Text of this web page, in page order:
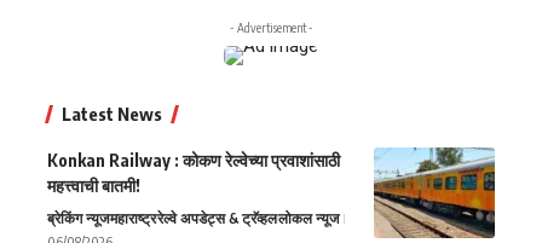
- Advertisement -
Latest News
Konkan Railway : कोकण रेल्वेच्या प्रवाशांसाठी
महत्त्वाची बातमी!
ब्रेकिंग न्यूजमहाराष्ट्ररेल्वे अपडेट्स & ट्रॅव्हललोकल न्यूज